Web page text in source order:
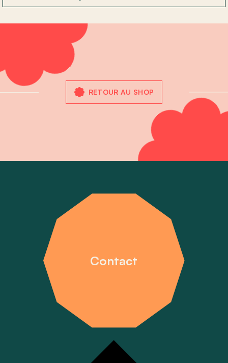
RETOUR AU SHOP
Contact